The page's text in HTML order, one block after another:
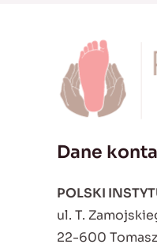
Dane
POLSKI
ul. T.
22-600